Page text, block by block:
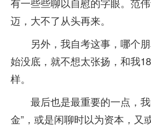
迈，大不了从头再来。
另外，我自考这事，哪个朋
始没底，就不想太张扬，和我
样。
最后也是最重要的一点，我
金”，或是闲聊时以为资本，又